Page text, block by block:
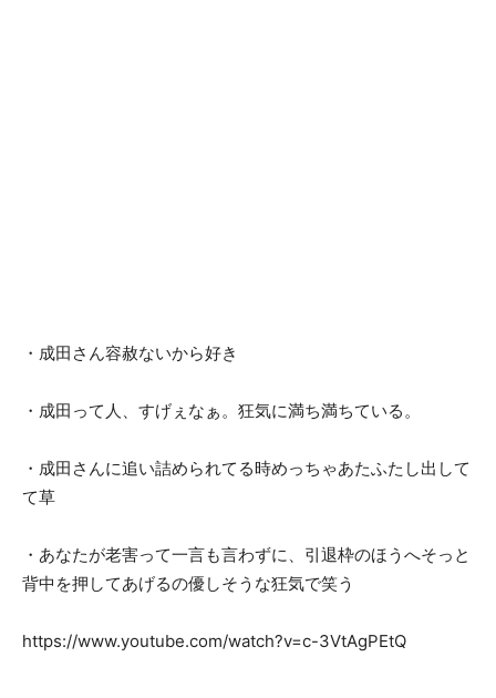
・成田さん容赦ないから好き
・成田って人、すげぇなぁ。狂気に満ち満ちている。
・成田さんに追い詰められてる時めっちゃあたふたし出して
て草
・あなたが老害って一言も言わずに、引退枠のほうへそっと
背中を押してあげるの優しそうな狂気で笑う
https://www.youtube.com/watch?v=c-3VtAgPEtQ